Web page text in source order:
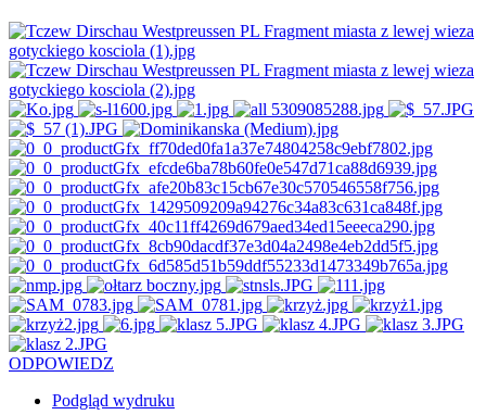
ODPOWIEDZ
Podgląd wydruku